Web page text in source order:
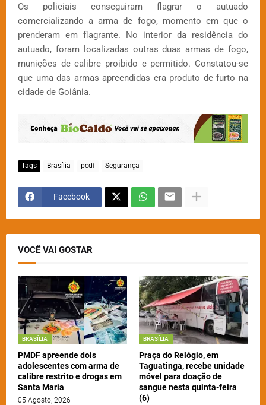
Os policiais conseguiram flagrar o autuado
comercializando a arma de fogo, momento em que o
prenderam em flagrante. No interior da residência do
autuado, foram localizadas outras duas armas de fogo,
munições de calibre proibido e permitido. Constatou-se
que uma das armas apreendidas era produto de furto na
cidade de Goiânia.
Tags Brasília pcdf Segurança
Facebook
VOCÊ VAI GOSTAR
BRASÍLIA
PMDF apreende dois
adolescentes com arma de
calibre restrito e drogas em
Santa Maria
05 Agosto, 2026
BRASÍLIA
Praça do Relógio, em
Taguatinga, recebe unidade
móvel para doação de
sangue nesta quinta-feira
(6)